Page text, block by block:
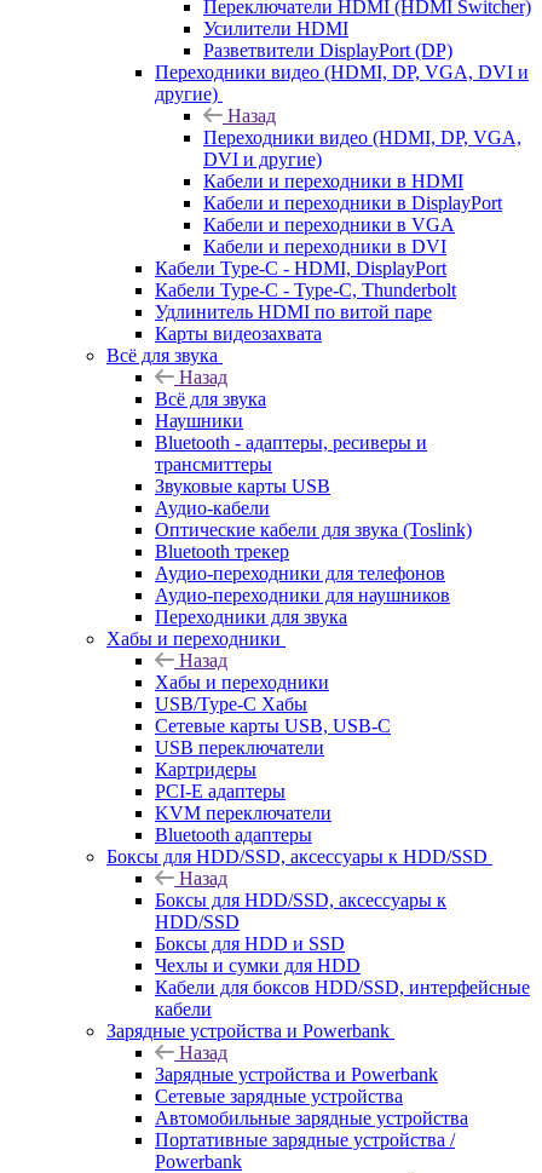
Переключатели HDMI (HDMI Switcher)
Усилители HDMI
Разветвители DisplayPort (DP)
Переходники видео (HDMI, DP, VGA, DVI и
другие)
Назад
Переходники видео (HDMI, DP, VGA,
DVI и другие)
Кабели и переходники в HDMI
Кабели и переходники в DisplayPort
Кабели и переходники в VGA
Кабели и переходники в DVI
Кабели Type-C - HDMI, DisplayPort
Кабели Type-C - Type-C, Thunderbolt
Удлинитель HDMI по витой паре
Карты видеозахвата
Всё для звука
Назад
Всё для звука
Наушники
Bluetooth - адаптеры, ресиверы и
трансмиттеры
Звуковые карты USB
Аудио-кабели
Оптические кабели для звука (Toslink)
Bluetooth трекер
Аудио-переходники для телефонов
Аудио-переходники для наушников
Переходники для звука
Хабы и переходники
Назад
Хабы и переходники
USB/Type-C Хабы
Сетевые карты USB, USB-C
USB переключатели
Картридеры
PCI-E адаптеры
KVM переключатели
Bluetooth адаптеры
Боксы для HDD/SSD, аксессуары к HDD/SSD
Назад
Боксы для HDD/SSD, аксессуары к
HDD/SSD
Боксы для HDD и SSD
Чехлы и сумки для HDD
Кабели для боксов HDD/SSD, интерфейсные
кабели
Зарядные устройства и Powerbank
Назад
Зарядные устройства и Powerbank
Сетевые зарядные устройства
Автомобильные зарядные устройства
Портативные зарядные устройства /
Powerbank